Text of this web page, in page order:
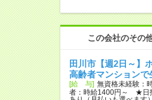
この会社のその
田川市【週2日～】
高齢者マンションで
[給 与] 無資格未経験：
者：時給1400円～ ★日